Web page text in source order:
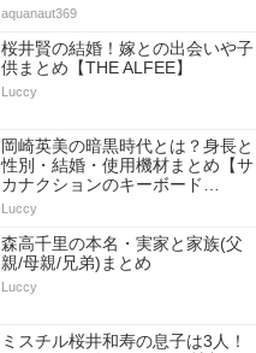
aquanaut369
桜井賢の結婚！嫁との出会いや子
供まとめ【THE ALFEE】
Luccy
岡崎英美の暗黒時代とは？身長と
性別・結婚・使用機材まとめ【サ
カナクションのキーボード…
Luccy
森高千里の本名・実家と家族(父
親/母親/兄弟)まとめ
Luccy
ミスチル桜井和寿の息子は3人！